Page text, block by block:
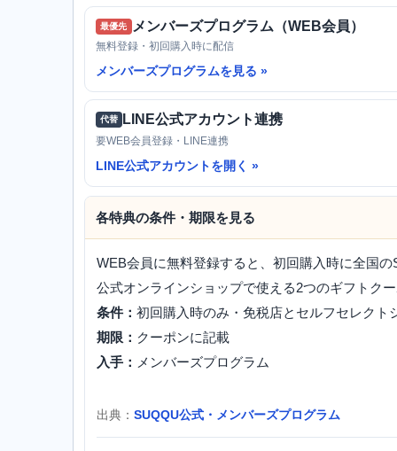
最優先 メンバーズプログラム（WEB会員）
無料登録・初回購入時に配信
メンバーズプログラムを見る
代替 LINE公式アカウント連携
要WEB会員登録・LINE連携
LINE公式アカウントを開く
各特典の条件・期限を見る
WEB会員に無料登録すると、初回購入時に全国
公式オンラインショップで使える2つのギフトク
条件： 初回購入時のみ・免税店とセルフセレクト
期限： クーポンに記載
入手： メンバーズプログラム
出典： SUQQU公式・メンバーズプログラム